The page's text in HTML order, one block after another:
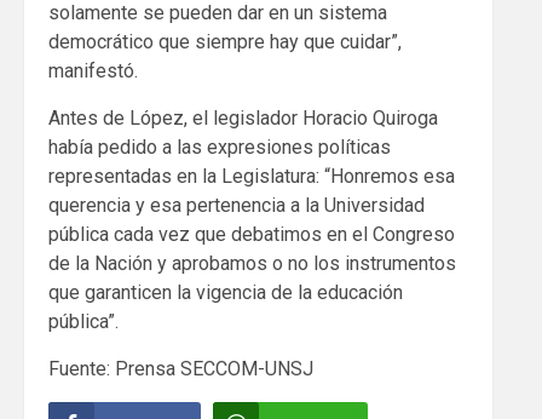
solamente se pueden dar en un sistema
democrático que siempre hay que cuidar”,
manifestó.
Antes de López, el legislador Horacio Quiroga
había pedido a las expresiones políticas
representadas en la Legislatura: “Honremos esa
querencia y esa pertenencia a la Universidad
pública cada vez que debatimos en el Congreso
de la Nación y aprobamos o no los instrumentos
que garanticen la vigencia de la educación
pública”.
Fuente: Prensa SECCOM-UNSJ